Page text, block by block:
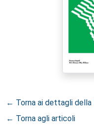
← Torna ai dettagli della
← Torna agli articoli